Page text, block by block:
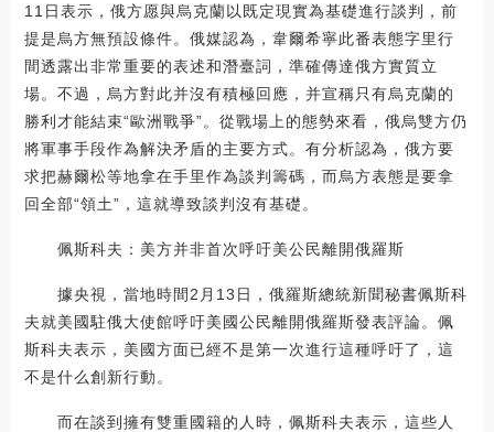
11日表示，俄方愿與烏克蘭以既定現實為基礎進行談判，前
提是烏方無預設條件。俄媒認為，韋爾希寧此番表態字里行
間透露出非常重要的表述和潛臺詞，準確傳達俄方實質立
場。不過，烏方對此并沒有積極回應，并宣稱只有烏克蘭的
勝利才能結束“歐洲戰爭”。從戰場上的態勢來看，俄烏雙方仍
將軍事手段作為解決矛盾的主要方式。有分析認為，俄方要
求把赫爾松等地拿在手里作為談判籌碼，而烏方表態是要拿
回全部“領土”，這就導致談判沒有基礎。
佩斯科夫：美方并非首次呼吁美公民離開俄羅斯
據央視，當地時間2月13日，俄羅斯總統新聞秘書佩斯科
夫就美國駐俄大使館呼吁美國公民離開俄羅斯發表評論。佩
斯科夫表示，美國方面已經不是第一次進行這種呼吁了，這
不是什么創新行動。
而在談到擁有雙重國籍的人時，佩斯科夫表示，這些人